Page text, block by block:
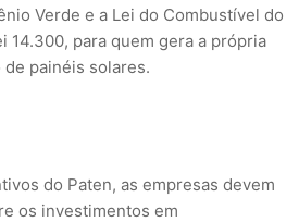
Verde e a Lei do Combustível do
14.300, para quem gera a própria
painéis solares.
do Paten, as empresas devem
os investimentos em